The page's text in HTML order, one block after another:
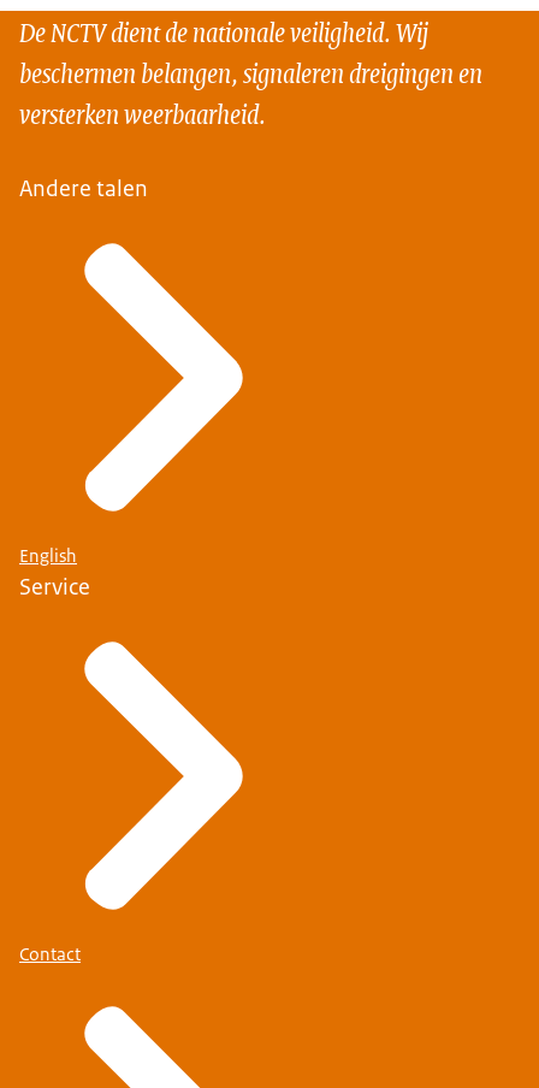
De NCTV dient de nationale veiligheid. Wij
beschermen belangen, signaleren dreigingen en
versterken weerbaarheid.
Andere talen
English
Service
Contact